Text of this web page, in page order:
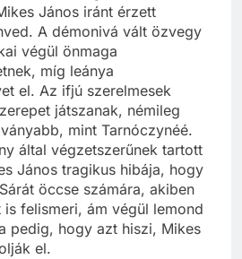
János iránt érzett
A démonivá vált özvegy
végül önmaga
míg leánya
el. Az ifjú szerelmesek
játszanak, némileg
mint Tarnóczynéé.
által végzetszerűnek tartott
János tragikus hibája, hogy
öccse számára, akiben
is felismeri, ám végül lemond
pedig, hogy azt hiszi, Mikes
el.